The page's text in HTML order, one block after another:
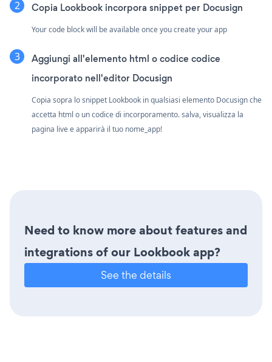
Copia Lookbook incorpora snippet per Docusign
Your code block will be available once you create your app
Aggiungi all'elemento html o codice codice
incorporato nell'editor Docusign
Copia sopra lo snippet Lookbook in qualsiasi elemento Docusign che
accetta html o un codice di incorporamento. salva, visualizza la
pagina live e apparirà il tuo nome_app!
Need to know more about features and
integrations of our Lookbook app?
See the details